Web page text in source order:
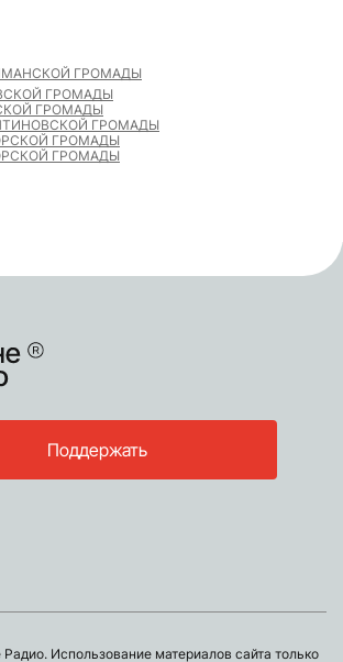
ГРОМАДЫ
ГРОМАДЫ
ГРОМАДЫ
ГРОМАДЫ
ГРОМАДЫ
ГРОМАДЫ
Поддержать
Использование материалов сайта только